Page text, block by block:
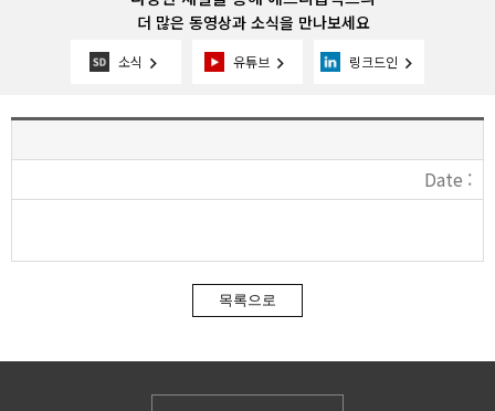
더 많은 동영상과 소식을 만나보세요
소식 keyboard_arrow_right 유튜브 keyboard_arrow_right 링크드인 keyboard_arrow_right
Date :